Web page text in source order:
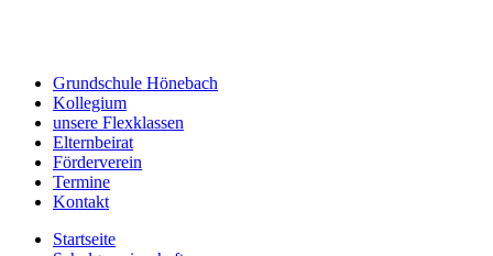
Grundschule Hönebach
Kollegium
unsere Flexklassen
Elternbeirat
Förderverein
Termine
Kontakt
Startseite